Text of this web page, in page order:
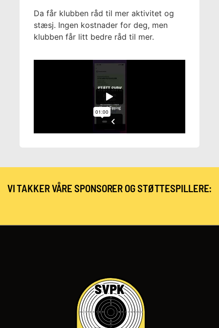
Da får klubben råd til mer aktivitet og
stæsj. Ingen kostnader for deg, men
klubben får litt bedre råd til mer.
VI TAKKER VÅRE SPONSORER OG STØTTESPILLERE: